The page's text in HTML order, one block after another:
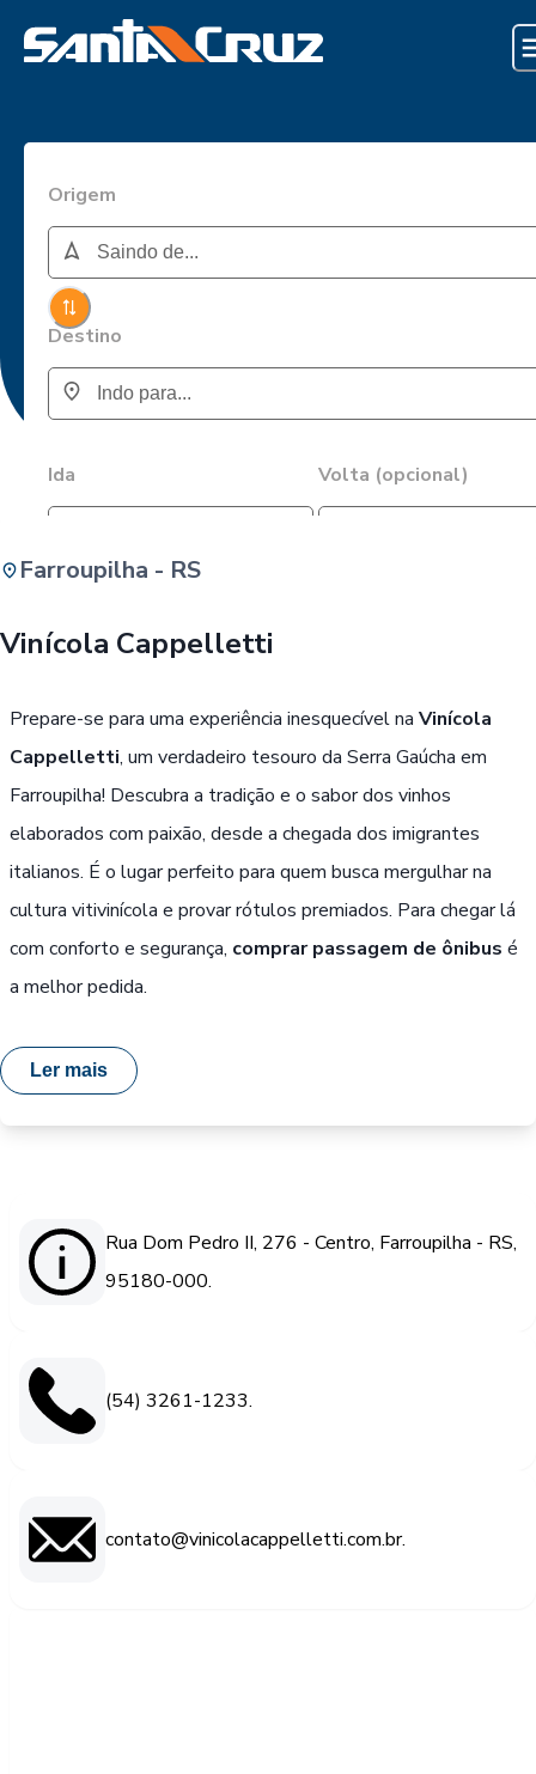
Origem
Destino
Ida Volta (opcional)
Farroupilha - RS
Vinícola Cappelletti
Prepare-se para uma experiência inesquecível na Vinícola
Cappelletti, um verdadeiro tesouro da Serra Gaúcha em
Farroupilha! Descubra a tradição e o sabor dos vinhos
elaborados com paixão, desde a chegada dos imigrantes
italianos. É o lugar perfeito para quem busca mergulhar na
cultura vitivinícola e provar rótulos premiados. Para chegar lá
com conforto e segurança, comprar passagem de ônibus é
a melhor pedida.
Ler mais
Rua Dom Pedro II, 276 - Centro, Farroupilha - RS,
95180-000.
(54) 3261-1233.
contato@vinicolacappelletti.com.br.